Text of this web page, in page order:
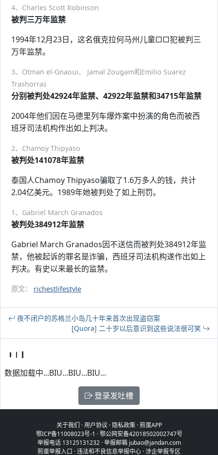
4、Charles Scott Robinson
被判三万年监禁
1994年12月23日，这名俄克拉何马州儿童□□犯被判三
万年监禁。
3、Otman el-Gnaoui、 Jamal Zougam和Emilio Suarez
Trashorras
分别被判处42924年监禁、42922年监禁和34715年监禁
2004年他们因在马德里列车爆炸案中扮演的角色而被西
班牙司法机构作出如上判决。
2、Chamoy Thipyaso
被判处141078年监禁
泰国人Chamoy Thipyaso骗取了1.6万多人的钱，共计
2.04亿美元。1989年她被判处了如上刑罚。
1、Gabriel March Granados
被判处384912年监禁
Gabriel March Granados因不送信而被判处384912年监
禁，他被起诉的罪名是诈骗，西班牙司法机构遂作出如上
判决。有史以来最长的监禁。
原文： richestlifestyle
夜不闭户的苏格兰小岛几十年来首次出现盗窃案
[Quora] 二十岁以后意识到这些说法很可笑
数据加载中...BIU...BIU...BIU...
登录发吐槽
关于我们 ·用户协议 · 隐私政策·煎蛋APP
鄂ICP备11008023号-1 ·鄂公网安备42018502002747号
举报电话 13125131232 · 举报邮箱 jubao@jandan.com
煎蛋举报入口 ·违法和不良信息举报中心 ·涉企举报专区